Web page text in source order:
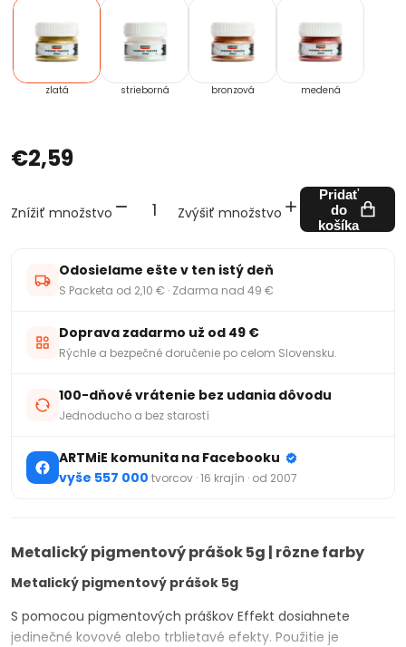
zlatá strieborná bronzová medená
€2,59
Znížiť množstvo Zvýšiť množstvo
Pridať
do
košíka
Odosielame ešte v ten istý deň
S Packeta od 2,10 € · Zdarma nad 49 €
Doprava zadarmo už od 49 €
Rýchle a bezpečné doručenie po celom Slovensku.
100-dňové vrátenie bez udania dôvodu
Jednoducho a bez starostí
ARTMiE komunita na Facebooku
vyše 557 000 tvorcov · 16 krajín · od 2007
Metalický pigmentový prášok 5g | rôzne farby
Metalický pigmentový prášok 5g
S pomocou pigmentových práškov Effekt dosiahnete
jedinečné kovové alebo trblietavé efekty. Použitie je